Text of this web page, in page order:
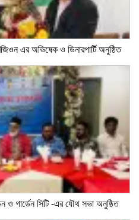
এর অভিষেক ও ডিনারপার্টি অনুষ্ঠিত
ও গার্ডেন সিটি -এর যৌথ সভা অনুষ্ঠিত